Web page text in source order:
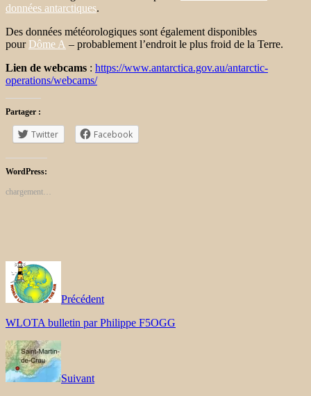
données antarctiques.
Des données météorologiques sont également disponibles
pour Dôme A – probablement l’endroit le plus froid de la Terre.
Lien de webcams : https://www.antarctica.gov.au/antarctic-
operations/webcams/
Partager :
Twitter Facebook
WordPress:
chargement…
Précédent
WLOTA bulletin par Philippe F5OGG
Suivant